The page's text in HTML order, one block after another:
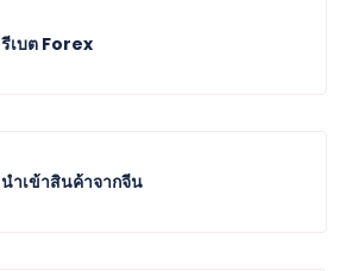
รีเบต Forex
นำเข้าสินค้าจากจีน